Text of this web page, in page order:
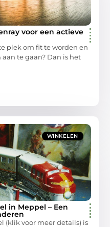
voor een actieve
plek om fit te worden en
te gaan? Dan is het
WINKELEN
in Meppel – Een
(klik voor meer details) is